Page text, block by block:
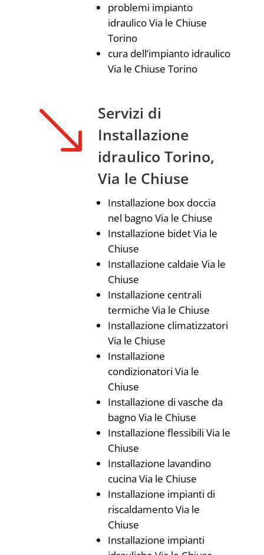
problemi impianto
idraulico Via le Chiuse
Torino
cura dell’impianto idraulico
Via le Chiuse Torino
'
Servizi di
Installazione
idraulico Torino,
Via le Chiuse
Installazione box doccia
nel bagno Via le Chiuse
Installazione bidet Via le
Chiuse
Installazione caldaie Via le
Chiuse
Installazione centrali
termiche Via le Chiuse
Installazione climatizzatori
Via le Chiuse
Installazione
condizionatori Via le
Chiuse
Installazione di vasche da
bagno Via le Chiuse
Installazione flessibili Via le
Chiuse
Installazione lavandino
cucina Via le Chiuse
Installazione impianti di
riscaldamento Via le
Chiuse
Installazione impianti